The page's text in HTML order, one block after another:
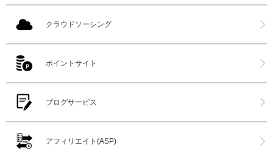
クラウドソーシング
ポイントサイト
ブログサービス
アフィリエイト(ASP)